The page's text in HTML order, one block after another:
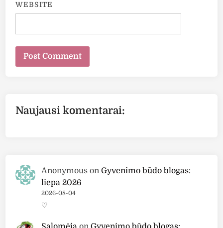
WEBSITE
Naujausi komentarai:
Anonymous onGyvenimo būdo blogas:
liepa 2026
2026-08-04
♡